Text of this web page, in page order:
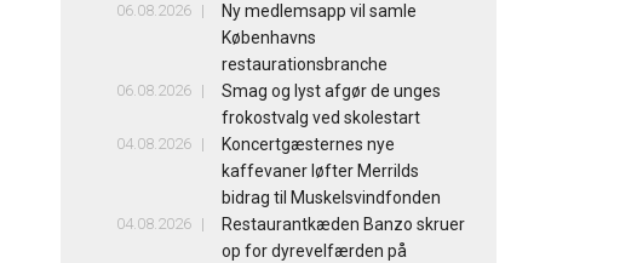
06.08.2026
Ny medlemsapp vil samle
Københavns
restaurationsbranche
06.08.2026
Smag og lyst afgør de unges
frokostvalg ved skolestart
04.08.2026
Koncertgæsternes nye
kaffevaner løfter Merrilds
bidrag til Muskelsvindfonden
04.08.2026
Restaurantkæden Banzo skruer
op for dyrevelfærden på